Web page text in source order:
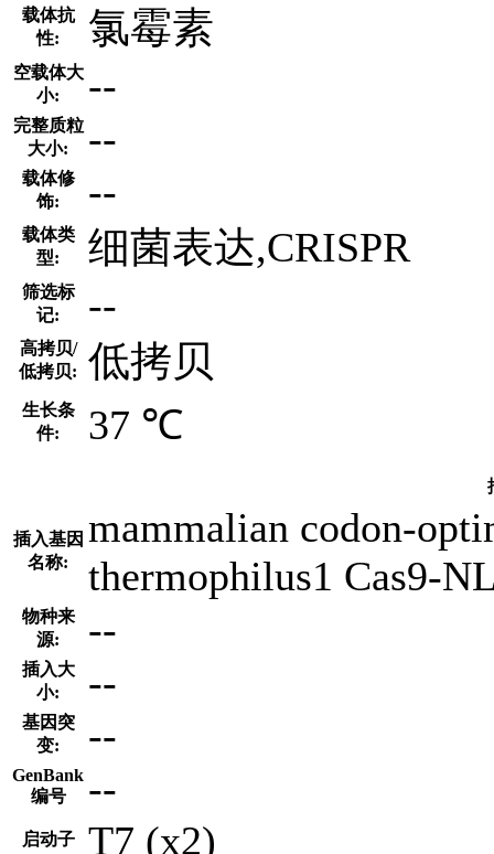
载体抗
性:
氯霉素
空载体大
小:
--
完整质粒
大小:
--
载体修
饰:
--
载体类
型:
细菌表达,CRISPR
筛选标
记:
--
高拷贝/
低拷贝:
低拷贝
生长条
件:
37 ℃
插入基因
名称:
mammalian codon-
thermophilus1 Cas9-
物种来
源:
--
插入大
小:
--
基因突
变:
--
GenBank
编号
--
启动子 T7 (x2)